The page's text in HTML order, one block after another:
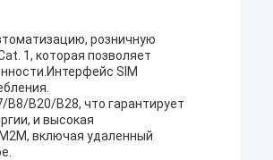
розничную
1, которая позволяет
SIM
B20/B28, что гарантирует
и высокая
включая удаленный